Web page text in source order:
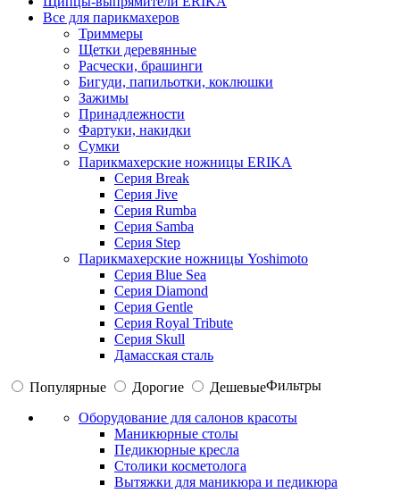
Все для парикмахеров
Триммеры
Щетки деревянные
Расчески, брашинги
Бигуди, папильотки, коклюшки
Зажимы
Принадлежности
Фартуки, накидки
Сумки
Парикмахерские ножницы ERIKA
Серия Break
Серия Jive
Серия Rumba
Серия Samba
Серия Step
Парикмахерские ножницы Yoshimoto
Серия Blue Sea
Серия Diamond
Серия Gentle
Серия Royal Tribute
Серия Skull
Дамасская сталь
Популярные Дорогие ДешевыеФильтры
Оборудование для салонов красоты
Маникюрные столы
Педикюрные кресла
Столики косметолога
Вытяжки для маникюра и педикюра